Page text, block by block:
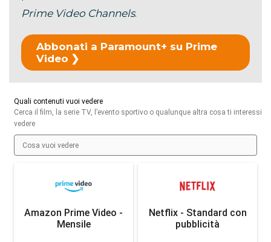
Prime Video Channels.
Abbonati a Paramount+ su Prime
Video